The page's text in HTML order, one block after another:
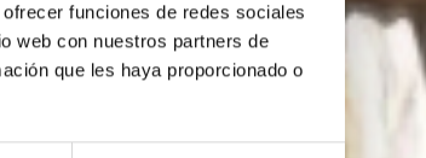
funciones de redes sociales
web con nuestros partners de
que les haya proporcionado o
-
Nast